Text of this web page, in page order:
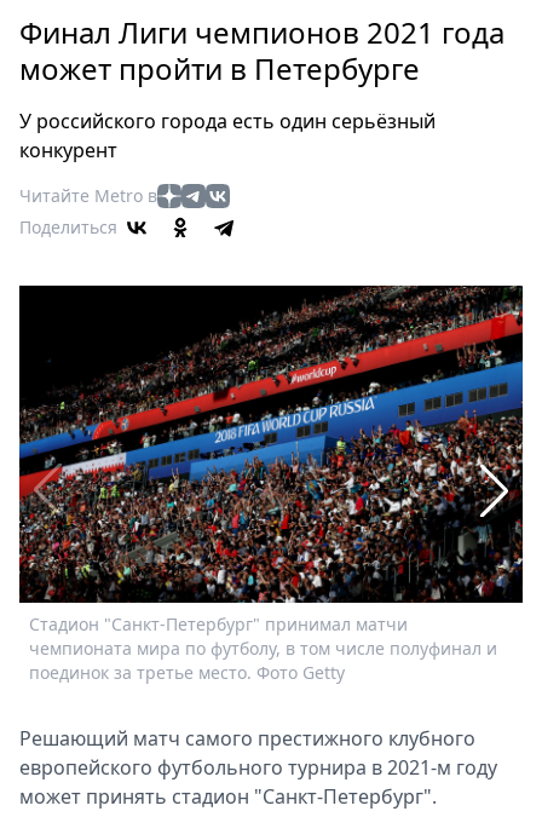
Россия
Мир
Еда
Мода
Театр
Выставки
Пресс-
релизы
О
Metro
Стримы
Спецпроекты
Звезды
Выборы
2026
Скачай
Финал Лиги чемпионов 2021 года
может пройти в Петербурге
У российского города есть один серьёзный
конкурент
Читайте Metro в
Поделиться
Стадион "Санкт-Петербург" принимал матчи
чемпионата мира по футболу, в том числе полуфинал и
поединок за третье место. Фото Getty
Решающий матч самого престижного клубного
европейского футбольного турнира в 2021-м году
может принять стадион "Санкт-Петербург".